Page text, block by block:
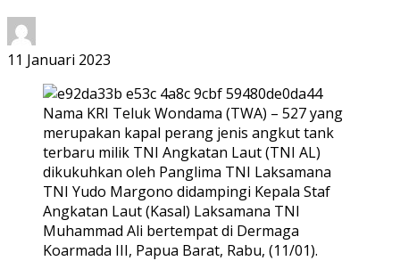
11 Januari 2023
Nama KRI Teluk Wondama (TWA) – 527 yang
merupakan kapal perang jenis angkut tank
terbaru milik TNI Angkatan Laut (TNI AL)
dikukuhkan oleh Panglima TNI Laksamana
TNI Yudo Margono didampingi Kepala Staf
Angkatan Laut (Kasal) Laksamana TNI
Muhammad Ali bertempat di Dermaga
Koarmada III, Papua Barat, Rabu, (11/01).